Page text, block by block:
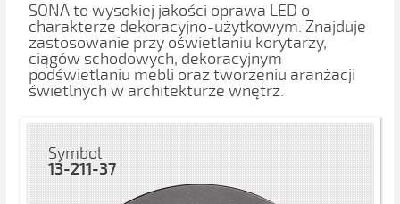
SONA to wysokiej jakości oprawa LED o
charakterze dekoracyjno-użytkowym. Znajduje
zastosowanie przy oświetlaniu korytarzy,
ciągów schodowych, dekoracyjnym
podświetlaniu mebli oraz tworzeniu aranżacji
świetlnych w architekturze wnętrz.
Symbol
13-211-37